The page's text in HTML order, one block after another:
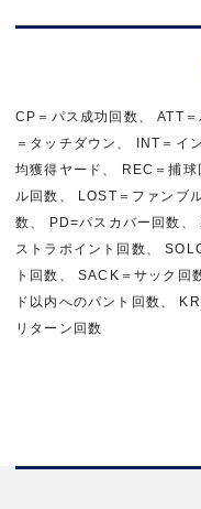
CP＝パス成功回数、 ATT
＝タッチダウン、 INT＝イ
均獲得ヤード、 REC＝捕
ル回数、 LOST＝ファンブ
数、 PD=パスカバー回数、
ストラポイント回数、
ト回数、 SACK＝サック
ド以内へのパント回数、
リターン回数